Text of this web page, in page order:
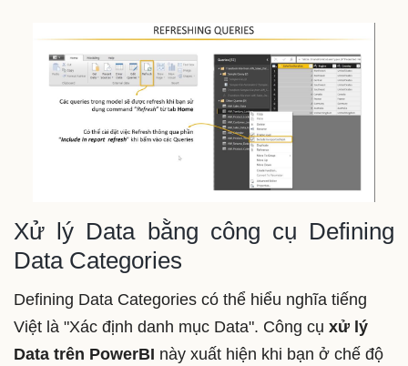
Xử lý Data bằng công cụ Defining
Data Categories
Defining Data Categories có thể hiểu nghĩa tiếng
Việt là "Xác định danh mục Data". Công cụ xử lý
Data trên PowerBI này xuất hiện khi bạn ở chế độ